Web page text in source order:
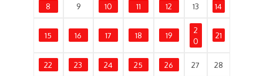
8 9 10 11 12 13 14
15 16 17 18 19
2
0
21
22 23 24 25 26 27 28